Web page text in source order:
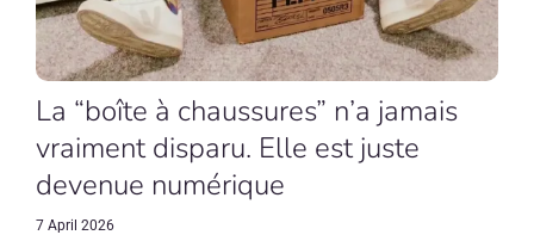
La “boîte à chaussures” n’a jamais
vraiment disparu. Elle est juste
devenue numérique
7 April 2026